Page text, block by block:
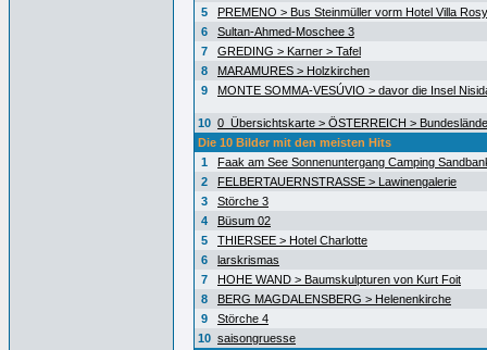
5
PREMENO > Bus Steinmüller vorm Hotel Villa Rosy
6
Sultan-Ahmed-Moschee 3
7
GREDING > Karner > Tafel
8
MARAMURES > Holzkirchen
9
MONTE SOMMA-VESÚVIO > davor die Insel
10 0_Übersichtskarte > ÖSTERREICH >
Die 10 Bilder mit den meisten Hits
1
Faak am See Sonnenuntergang Camping
2
FELBERTAUERNSTRASSE > Lawinengalerie
3
Störche 3
4
Büsum 02
5
THIERSEE > Hotel Charlotte
6
larskrismas
7
HOHE WAND > Baumskulpturen von Kurt Foit
8
BERG MAGDALENSBERG > Helenenkirche
9
Störche 4
10 saisongruesse